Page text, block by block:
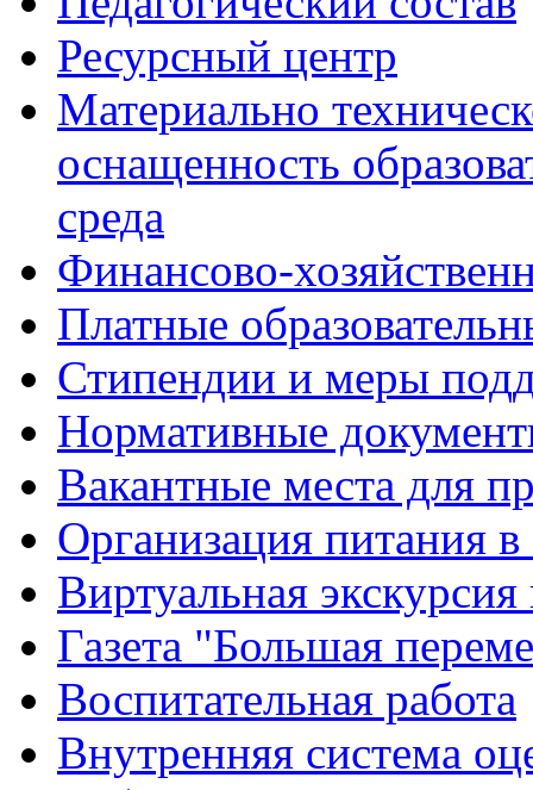
Ресурсный центр
Материально
оснащенность
среда
Финансово-
Платные
Стипендии и меры
Нормативные
Вакантные места для
Организация питания в
Виртуальная
Газета "Большая
Воспитательная работа
Внутренняя система